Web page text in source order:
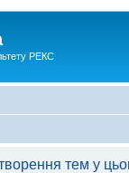
РЕКС
тем у